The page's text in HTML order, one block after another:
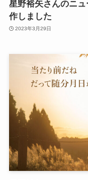
星野裕矢さんのニ
作しました
2023年3月29日